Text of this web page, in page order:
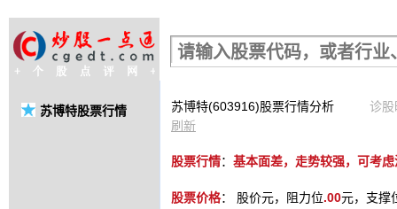
苏博特股票行情 苏博特(603916)股票行情分析
诊
刷新
股票行情： 基本面差，走势较强，可考
股票价格： 股价元，阻力位.00元，支撑